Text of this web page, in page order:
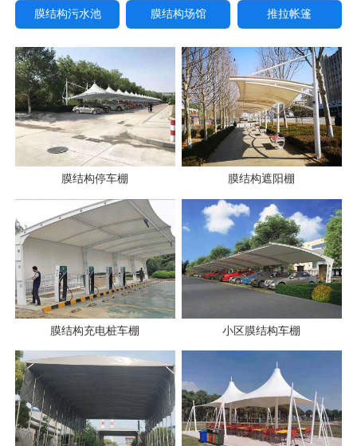
膜结构污水池 膜结构场馆 推拉帐篷
膜结构停车棚 膜结构遮阳棚
膜结构充电桩车棚 小区膜结构车棚